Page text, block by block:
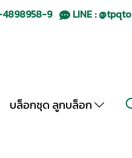
9 LINE :
บล็อกชุด ลูกบล็อก